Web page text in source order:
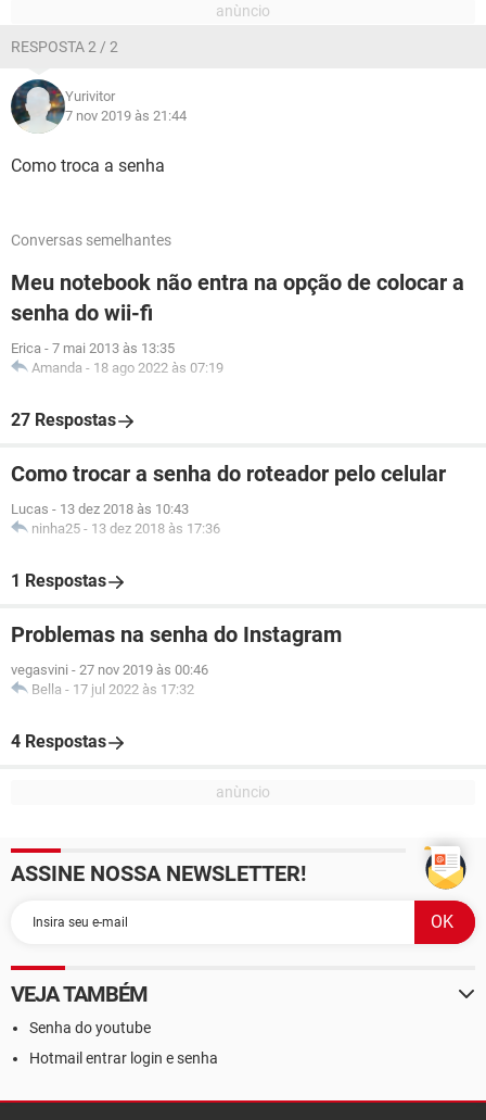
RESPOSTA 2 / 2
Yurivitor
7 nov 2019 às 21:44
Como troca a senha
Conversas semelhantes
Meu notebook não entra na opção de colocar a
senha do wii-fi
Erica - 7 mai 2013 às 13:35
Amanda - 18 ago 2022 às 07:19
27 Respostas
Como trocar a senha do roteador pelo celular
Lucas - 13 dez 2018 às 10:43
ninha25 - 13 dez 2018 às 17:36
1 Respostas
Problemas na senha do Instagram
vegasvini - 27 nov 2019 às 00:46
Bella - 17 jul 2022 às 17:32
4 Respostas
ASSINE NOSSA NEWSLETTER!
VEJA TAMBÉM
Senha do youtube
Hotmail entrar login e senha